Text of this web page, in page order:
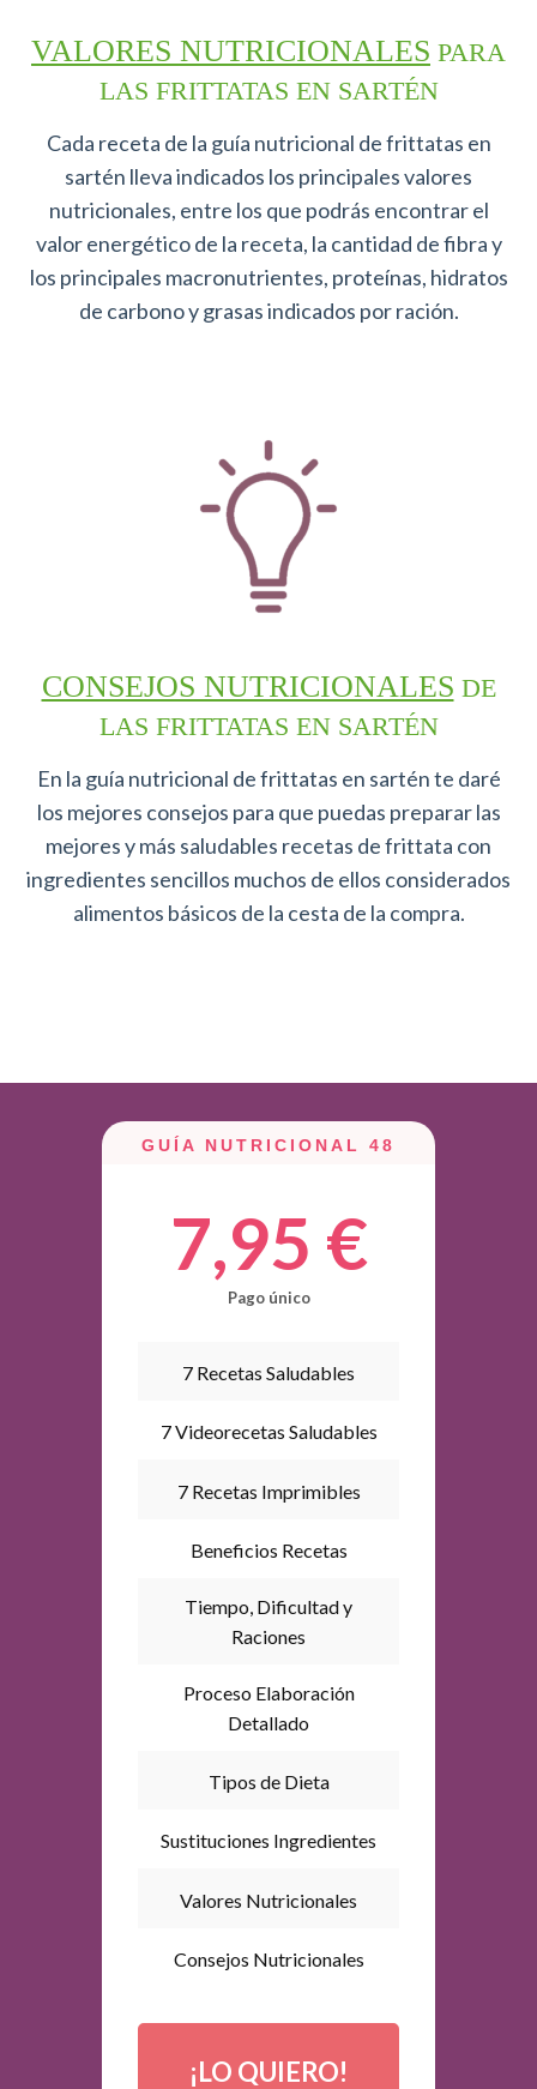
VALORES NUTRICIONALES PARA
LAS FRITTATAS EN SARTÉN
Cada receta de la guía nutricional de frittatas en
sartén lleva indicados los principales valores
nutricionales, entre los que podrás encontrar el
valor energético de la receta, la cantidad de fibra y
los principales macronutrientes, proteínas, hidratos
de carbono y grasas indicados por ración.
CONSEJOS NUTRICIONALES DE
LAS FRITTATAS EN SARTÉN
En la guía nutricional de frittatas en sartén te daré
los mejores consejos para que puedas preparar las
mejores y más saludables recetas de frittata con
ingredientes sencillos muchos de ellos considerados
alimentos básicos de la cesta de la compra.
GUÍA NUTRICIONAL 48
7,95 €
Pago único
7 Recetas Saludables
7 Videorecetas Saludables
7 Recetas Imprimibles
Beneficios Recetas
Tiempo, Dificultad y
Raciones
Proceso Elaboración
Detallado
Tipos de Dieta
Sustituciones Ingredientes
Valores Nutricionales
Consejos Nutricionales
¡LO QUIERO!